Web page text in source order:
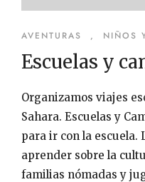
AVENTURAS , NIÑOS
Escuelas y
Organizamos viajes
Sahara. Escuelas y
para ir con la escuela.
aprender sobre la
familias nómadas y